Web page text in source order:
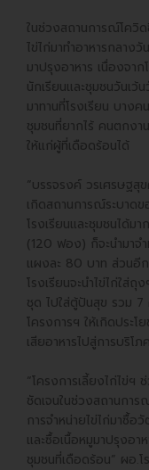
ในช่วงสถานการณ์โควิ
ไข่ไก่มาทำอาหารกลาง
มาปรุงอาหาร เนื่องจาก
นักเรียนและชุมชนวันเ
มาทานที่โรงเรียน บาง
ชุมชนที่ยากไร้ คนตกงา
ให้แก่ผู้ที่เดือดร้อนได้
“บรรจรงค์ วรเศรษฐสุ
เกิดสถานการณ์ระบาด
โรงเรียนและชุมชนได้ม
(120 ฟอง) ก็จะนำมาจ
แผงละ 80 บาท ส่วนอี
โรงเรียนจะนำไข่ไก่ใส่
ชุด ไปใส่ตู้ปันสุข รวม 7
โครงการฯ ให้เกิดประ
เสียอาหารไปสู่การบริโ
“โครงการเลี้ยงไก่ไข่ฯ
ชัดเจนในช่วงสถานการ
การจำหน่ายไข่ไก่มาซื้อ
และซื้อเนื้อหมูมาปรุงอา
ชุมชนที่เดือดร้อน” ผอ.